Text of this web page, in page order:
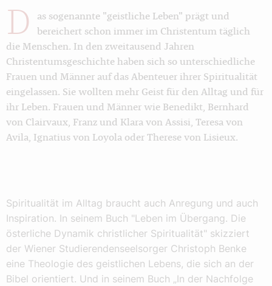
D
as sogenannte "geistliche Leben" prägt und
bereichert schon immer im Christentum täglich
die Menschen. In den zweitausend Jahren
Christentumsgeschichte haben sich so unterschiedliche
Frauen und Männer auf das Abenteuer ihrer Spiritualität
eingelassen. Sie wollten mehr Geist für den Alltag und für
ihr Leben. Frauen und Männer wie Benedikt, Bernhard
von Clairvaux, Franz und Klara von Assisi, Teresa von
Avila, Ignatius von Loyola oder Therese von Lisieux.
Spiritualität im Alltag braucht auch Anregung und auch
Inspiration. In seinem Buch "Leben im Übergang. Die
österliche Dynamik christlicher Spiritualität" skizziert
der Wiener Studierendenseelsorger Christoph Benke
eine Theologie des geistlichen Lebens, die sich an der
Bibel orientiert. Und in seinem Buch „In der Nachfolge